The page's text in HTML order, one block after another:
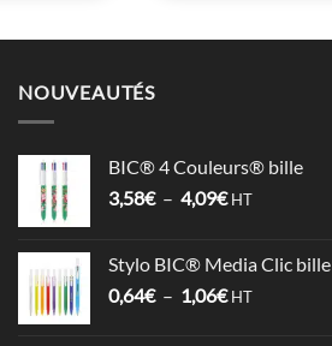
NOUVEAUTÉS
BIC® 4 Couleurs® bille
3,58€ – 4,09€Plage
3,58€
à
HT
Stylo BIC® Media Clic bille
0,64€ – 1,06€Plage
HT